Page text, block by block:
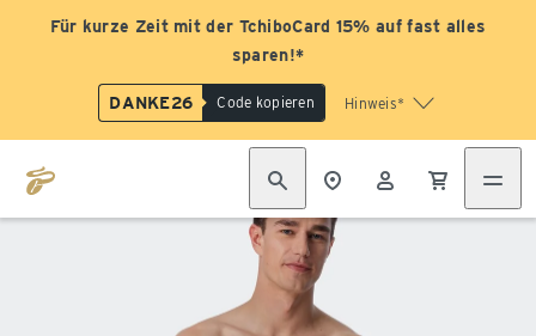
Für kurze Zeit mit der TchiboCard 15% auf fast alles
sparen!*
DANKE26 Code kopieren Hinweis*